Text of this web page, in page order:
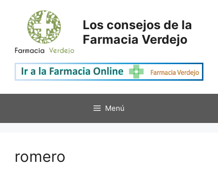
contenido
Los consejos de la
Farmacia Verdejo
Menú
romero